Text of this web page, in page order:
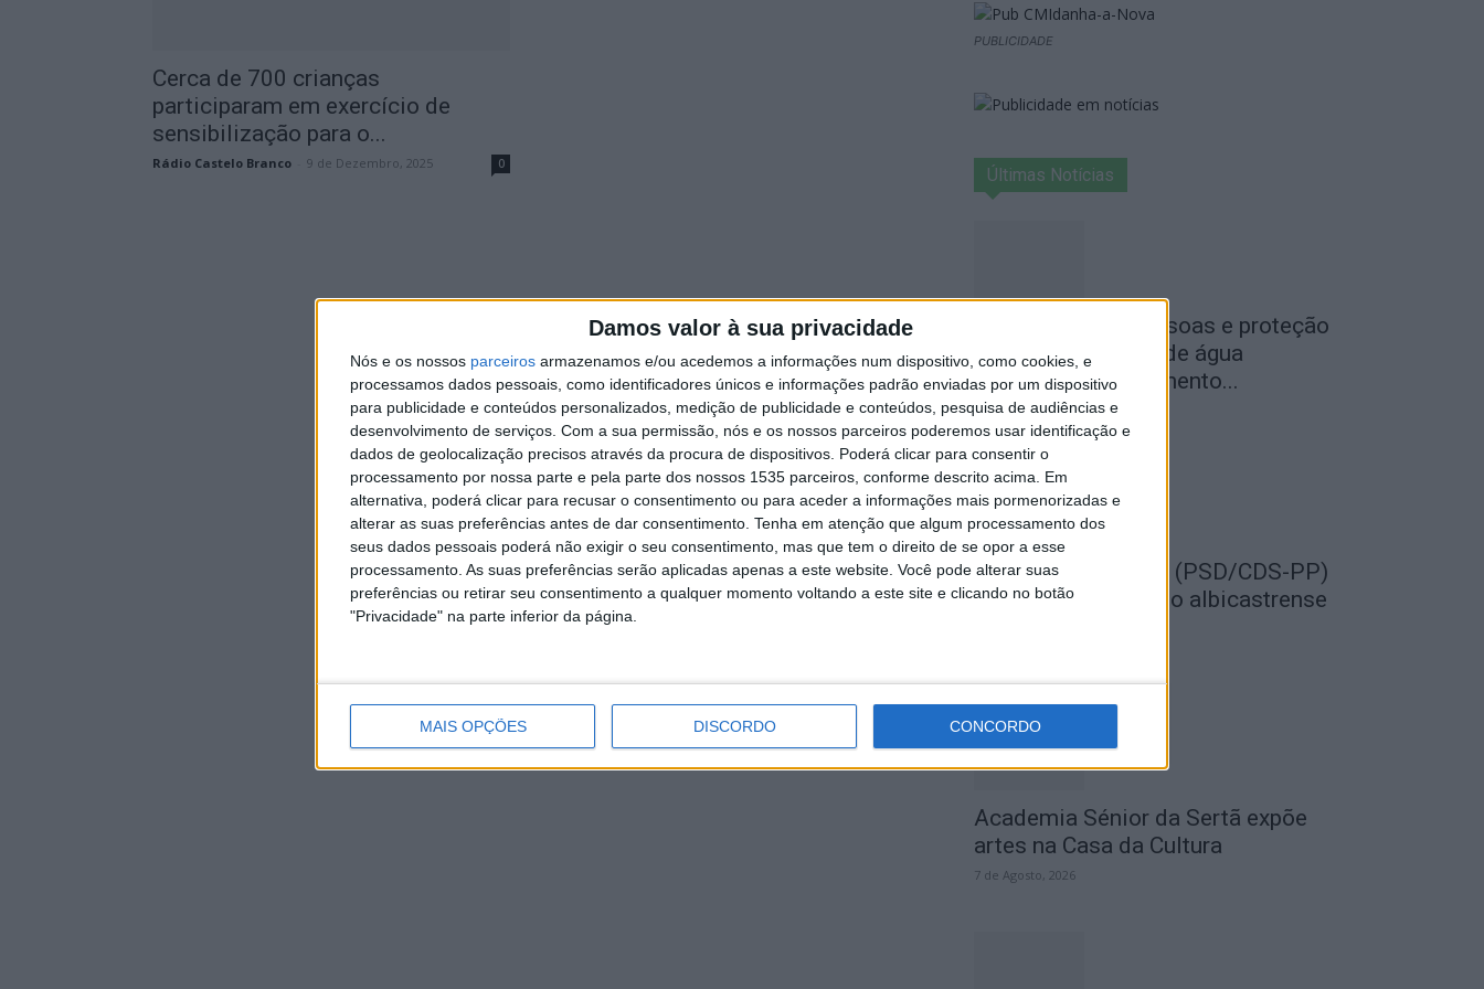
Damos valor à sua privacidade
Nós e os nossos parceiros armazenamos e/ou acedemos a informações num dispositivo, como cookies, e
processamos dados pessoais, como identificadores únicos e informações padrão enviadas por um dispositivo
para publicidade e conteúdos personalizados, medição de publicidade e conteúdos, pesquisa de audiências e
desenvolvimento de serviços. Com a sua permissão, nós e os nossos parceiros poderemos usar identificação e
dados de geolocalização precisos através da procura de dispositivos. Poderá clicar para consentir o
processamento por nossa parte e pela parte dos nossos 1535 parceiros, conforme descrito acima. Em
alternativa, poderá clicar para recusar o consentimento ou para aceder a informações mais pormenorizadas e
alterar as suas preferências antes de dar consentimento. Tenha em atenção que algum processamento dos
seus dados pessoais poderá não exigir o seu consentimento, mas que tem o direito de se opor a esse
processamento. As suas preferências serão aplicadas apenas a este website. Você pode alterar suas
preferências ou retirar seu consentimento a qualquer momento voltando a este site e clicando no botão
"Privacidade" na parte inferior da página.
MAIS OPÇÕES DISCORDO CONCORDO
Cerca de 700 crianças
participaram em exercício de
sensibilização para o...
Rádio Castelo Branco 9 de Dezembro, 2025 0
PUBLICIDADE
Últimas Notícias
Segurança das pessoas e proteção
do abastecimento de água
justificam encerramento...
7 de Agosto, 2026
SEMPRE por todos (PSD/CDS-PP)
questiona Município albicastrense
Academia Sénior da Sertã expõe
artes na Casa da Cultura
7 de Agosto, 2026